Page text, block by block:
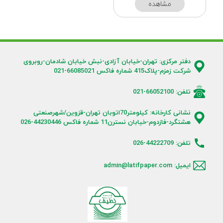
مشاهده
دفتر مرکزی: تهران-خیابان آزادی-نبش خیابان شادمان-روبروی
شرکت زمزم-پلاک415 شماره فاکس 66085021-021
تلفن: 66052100-021
نشانی کارخانه: کیلومتر70اتوبان تهران-قزوین/شهرصنعتی
هشتگرد-فازدوم-خیابان نسترن11 شماره فاکس 44230446-026
تلفن: 44222709-026
ایمیل: admin@latifpaper.com